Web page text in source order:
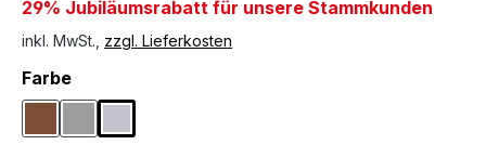
29% Jubiläumsrabatt für unsere Stammkunden
inkl. MwSt., zzgl. Lieferkosten
Farbeauswählen
BraunGrauHellgrau